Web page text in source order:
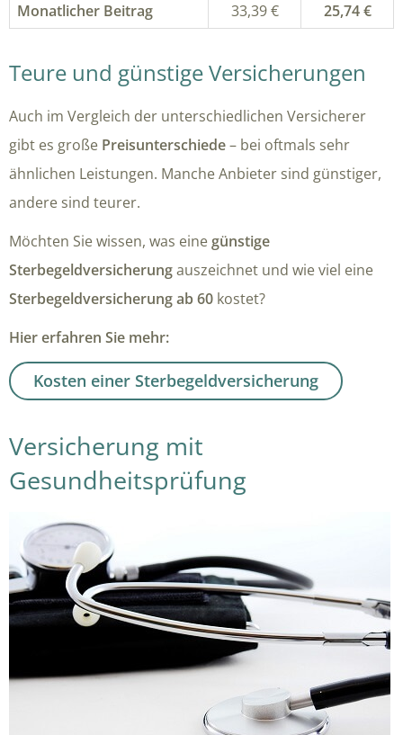
Monatlicher Beitrag
33,39 € 25,74 €
Teure und günstige Versicherungen
Auch im Vergleich der unterschiedlichen Versicherer
gibt es große Preisunterschiede– bei oftmals sehr
ähnlichen Leistungen. Manche Anbieter sind günstiger,
andere sind teurer.
Möchten Sie wissen, was eine günstige
Sterbegeldversicherungauszeichnet und wie viel eine
Sterbegeldversicherung ab 60 kostet?
Hier erfahren Sie mehr:
Kosten einer Sterbegeldversicherung
Versicherung mit
Gesundheitsprüfung